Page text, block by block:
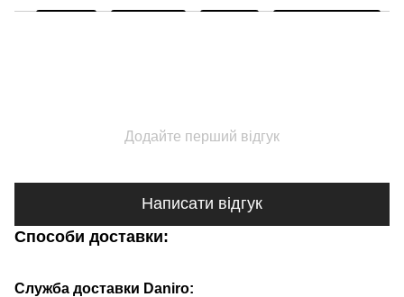
Додайте перший відгук
Написати відгук
Способи доставки:
Служба доставки Daniro: